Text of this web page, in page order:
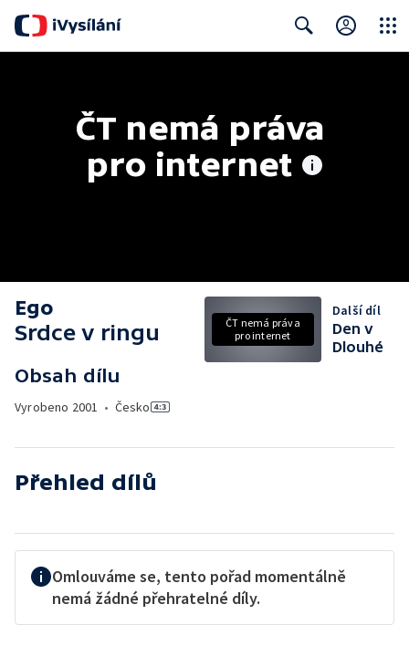
ČT nemá práva
pro internet
Ego
Srdce v ringu
Obsah dílu
Vyrobeno 2001 • Česko
ČT nemá práva
pro internet
Další díl
Den v
Dlouhé
Přehled dílů
Omlouváme se, tento pořad momentálně
nemá žádné přehratelné díly.